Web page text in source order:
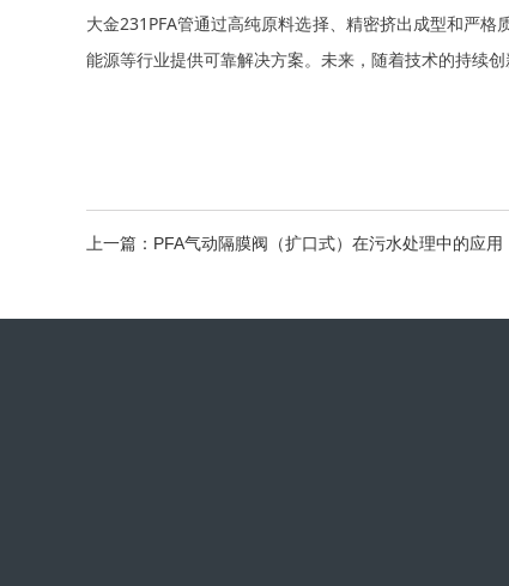
大金231PFA管通过高纯原料选择、精密挤出成型和严
能源等行业提供可靠解决方案。未来，随着技术的持续
上一篇：PFA气动隔膜阀（扩口式）在污水处理中的应用